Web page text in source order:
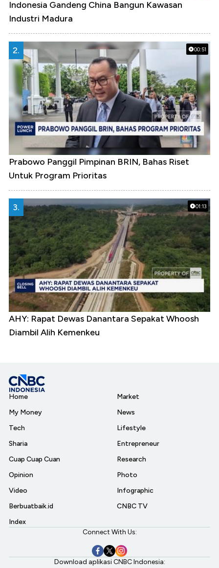
Indonesia Gandeng China Bangun Kawasan
Industri Madura
00:51
2.
Prabowo Panggil Pimpinan BRIN, Bahas Riset
Untuk Program Prioritas
01:13
3.
AHY: Rapat Dewas Danantara Sepakat Whoosh
Diambil Alih Kemenkeu
Home
My Money
Tech
Sharia
Cuap Cuap Cuan
Opinion
Video
Berbuatbaik.id
Index
Market
News
Lifestyle
Entrepreneur
Research
Photo
Infographic
CNBC TV
Connect With Us:
Download aplikasi CNBC Indonesia: